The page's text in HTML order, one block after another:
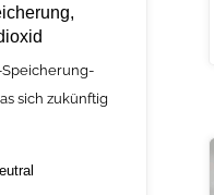
Speicherung-
sich zukünftig